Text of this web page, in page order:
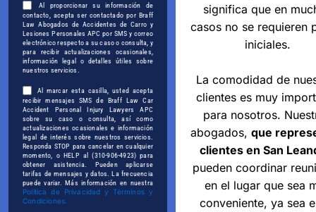
Al proporcionar su información de
contacto, acepta ser contactado por Braff
Law Abogados de Accidentes de Carro y
Lesiones Personales APC por SMS y correo
electrónico respecto a su caso o consulta, y
para recibir actualizaciones ocasionales,
información legal o detalles útiles sobre
nuestros servicios.
Al marcar esta casilla, usted acepta
recibir mensajes SMS de Braff Law Car
Accident Personal Injury Lawyers APC
sobre su caso o consulta, así como
actualizaciones ocasionales e información
legal de interés sobre nuestros servicios.
Responda STOP para cancelar en cualquier
momento, o HELP al (310-906-4923) para
obtener asistencia. Pueden aplicarse
tarifas de mensajes y datos. La frecuencia
puede variar. Más información en nuestra
Política de Privacidad y Términos y
Condiciones.
significa que en
casos no se requieren
iniciales.
La comodidad de
clientes es muy
para nosotros.
abogados, que
clientes en San
pueden coordinar
en el lugar que sea
conveniente, ya sea